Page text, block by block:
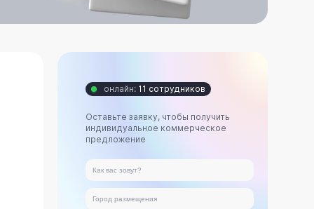
онлайн: 11 сотрудников
Оставьте заявку, чтобы получить
индивидуальное коммерческое
предложение